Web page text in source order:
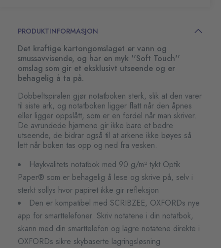
PRODUKTINFORMASJON
Det kraftige kartongomslaget er vann og
smussavvisende, og har en myk ''Soft Touch''
omslag som gir et eksklusivt utseende og er
behagelig å ta på.
Dobbeltspiralen gjør notatboken sterk, slik at den varer
til siste ark, og notatboken ligger flatt når den åpnes
eller ligger oppslått, som er en fordel når man skriver.
De avrundede hjørnene gir ikke bare et bedre
utseende, de bidrar også til at arkene ikke bøyes så
lett når boken tas opp og ned fra vesken.
Høykvalitets notatbok med 90 g/m² tykt Optik
Paper® som er behagelig å lese og skrive på, selv i
sterkt sollys hvor papiret ikke gir refleksjon
Den er kompatibel med SCRIBZEE, OXFORDs nye
app for smarttelefoner. Skriv notatene i din notatbok,
skann med din smarttelefon og lagre notatene direkte i
OXFORDs sikre skybaserte lagringsløsning